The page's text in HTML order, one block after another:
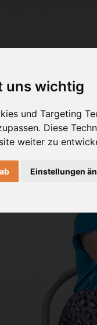
uns wichtig
und Targeting
Diese
weiter zu
Einstellungen